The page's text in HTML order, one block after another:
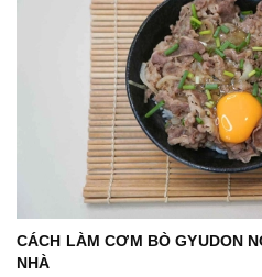
CÁCH LÀM CƠM BÒ GYUDON
NHÀ